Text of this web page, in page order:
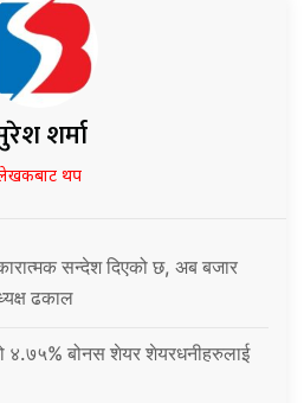
शर्मा
थप
सन्देश दिएको छ, अब बजार
ढकाल
४.७५% बोनस शेयर शेयरधनीहरुलाई